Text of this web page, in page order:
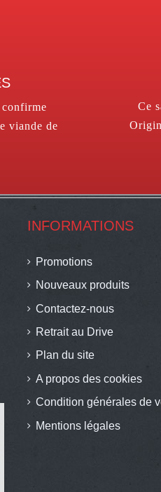
confirme
viande de
Ce
INFORMATIONS
Promotions
Nouveaux produits
Contactez-nous
Retrait au Drive
Plan du site
A propos des cookies
Condition générales de
Mentions légales